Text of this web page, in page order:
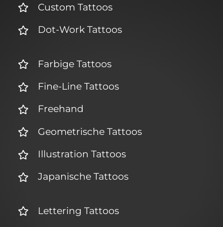
Custom Tattoos
Dot-Work Tattoos
Farbige Tattoos
Fine-Line Tattoos
Freehand
Geometrische Tattoos
Illustration Tattoos
Japanische Tattoos
Lettering Tattoos